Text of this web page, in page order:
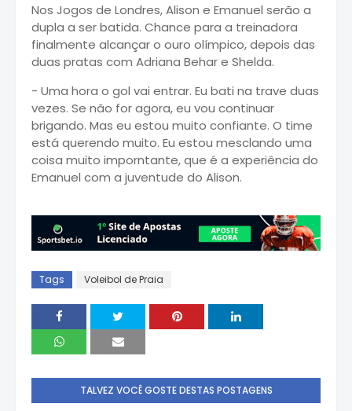
Nos Jogos de Londres, Alison e Emanuel serão a
dupla a ser batida. Chance para a treinadora
finalmente alcançar o ouro olímpico, depois das
duas pratas com Adriana Behar e Shelda.
- Uma hora o gol vai entrar. Eu bati na trave duas
vezes. Se não for agora, eu vou continuar
brigando. Mas eu estou muito confiante. O time
está querendo muito. Eu estou mesclando uma
coisa muito imporntante, que é a experiência do
Emanuel com a juventude do Alison.
Tags Voleibol de Praia
TALVEZ VOCÊ GOSTE DESTAS POSTAGENS